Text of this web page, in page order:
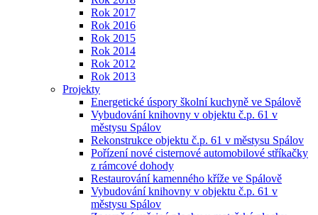
Rok 2017
Rok 2016
Rok 2015
Rok 2014
Rok 2012
Rok 2013
Projekty
Energetické úspory školní kuchyně ve Spálově
Vybudování knihovny v objektu č.p. 61 v
městysu Spálov
Rekonstrukce objektu č.p. 61 v městysu Spálov
Pořízení nové cisternové automobilové stříkačky
z rámcové dohody
Restaurování kamenného kříže ve Spálově
Vybudování knihovny v objektu č.p. 61 v
městysu Spálov